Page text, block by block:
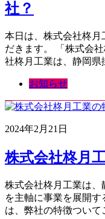
社？
本日は、株式会社柊月
だきます。 「株式会
社柊月工業は、静岡
お知らせ
2024年2月21日
株式会社柊月
株式会社柊月工業は
を主軸に事業を展開
は、弊社の特徴つい